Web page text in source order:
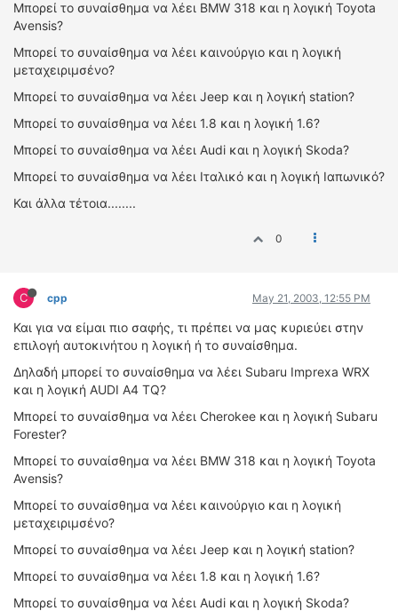
Mπορεί το συναίσθημα να λέει BMW 318 και η λογική Toyota
Avensis?
Mπορεί το συναίσθημα να λέει καινούργιο και η λογική
μεταχειριμσένο?
Mπορεί το συναίσθημα να λέει Jeep και η λογική station?
Mπορεί το συναίσθημα να λέει 1.8 και η λογική 1.6?
Mπορεί το συναίσθημα να λέει Audi και η λογική Skoda?
Mπορεί το συναίσθημα να λέει Ιταλικό και η λογική Ιαπωνικό?
Και άλλα τέτοια........
0
C cpp May 21, 2003, 12:55 PM
Και για να είμαι πιο σαφής, τι πρέπει να μας κυριεύει στην
επιλογή αυτοκινήτου η λογική ή το συναίσθημα.
Δηλαδή μπορεί το συναίσθημα να λέει Subaru Imprexa WRX
και η λογική AUDI A4 TQ?
Mπορεί το συναίσθημα να λέει Cherokee και η λογική Subaru
Forester?
Mπορεί το συναίσθημα να λέει BMW 318 και η λογική Toyota
Avensis?
Mπορεί το συναίσθημα να λέει καινούργιο και η λογική
μεταχειριμσένο?
Mπορεί το συναίσθημα να λέει Jeep και η λογική station?
Mπορεί το συναίσθημα να λέει 1.8 και η λογική 1.6?
Mπορεί το συναίσθημα να λέει Audi και η λογική Skoda?
ΠΩΛΗΣΕΙΣ
ΠΡΟΣΦΟΡΕΣ
ΜΕΤΑΧΕΙΡΙΣΜΕΝΑ
2ΤΡΟΧΟΙ
ΟΔΗΓΟΥΜΕ
ΕΠΙΚΑΙΡΟΤΗΤΑ
ΑΓΩΝΕΣ
CLASSIC